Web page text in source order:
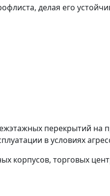
делая его
перекрытий
в условиях
корпусов, торговых